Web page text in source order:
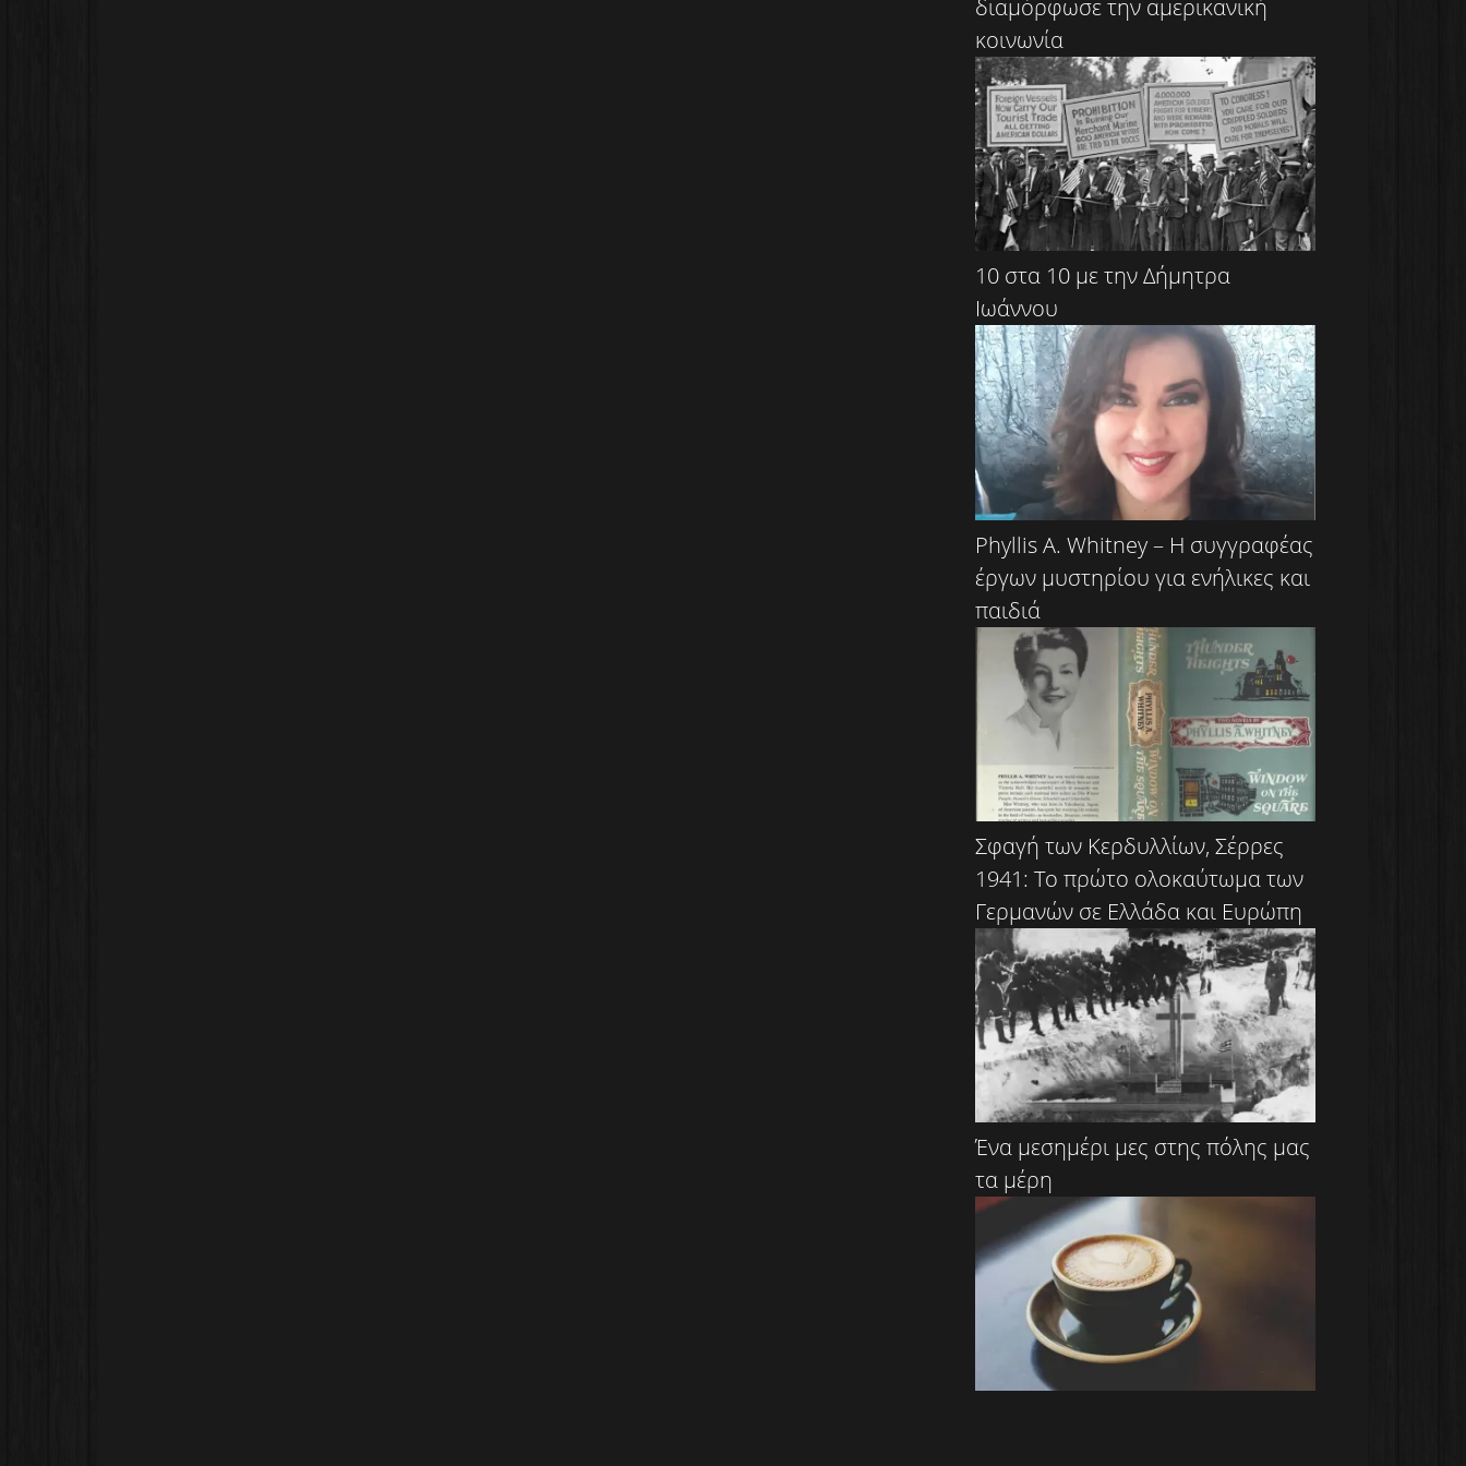
διαμόρφωσε την αμερικανική
κοινωνία
10 στα 10 με την Δήμητρα
Ιωάννου
Phyllis A. Whitney – Η συγγραφέας
έργων μυστηρίου για ενήλικες και
παιδιά
Σφαγή των Κερδυλλίων, Σέρρες
1941: Το πρώτο ολοκαύτωμα των
Γερμανών σε Ελλάδα και Ευρώπη
Ένα μεσημέρι μες στης πόλης μας
τα μέρη